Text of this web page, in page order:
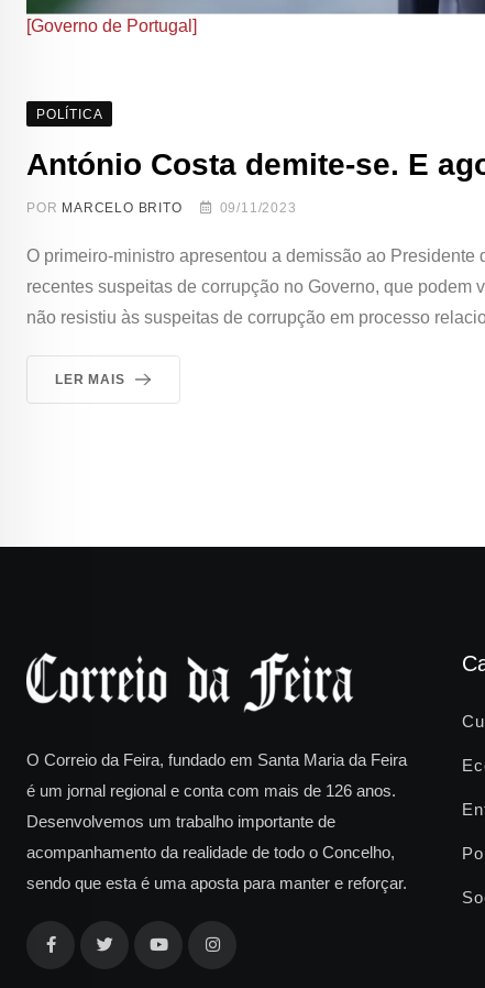
[Governo de Portugal]
POLÍTICA
António Costa demite-se. E
POR MARCELO BRITO 09/11/2023
O primeiro-ministro apresentou a demissão ao
recentes suspeitas de corrupção no Governo, que
não resistiu às suspeitas de corrupção em processo
LER MAIS
O Correio da Feira, fundado em Santa Maria da Feira
é um jornal regional e conta com mais de 126 anos.
Desenvolvemos um trabalho importante de
acompanhamento da realidade de todo o Concelho,
sendo que esta é uma aposta para manter e reforçar.